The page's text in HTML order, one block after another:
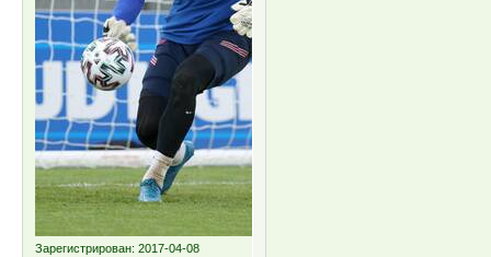
Зарегистрирован: 2017-04-08